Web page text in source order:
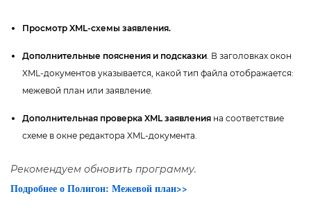
Просмотр XML-схемы заявления.
Дополнительные пояснения и подсказки. В заголовках окон
XML-документов указывается, какой тип файла отображается:
межевой план или заявление.
Дополнительная проверка XML заявленияна соответствие
схеме в окне редактора XML-документа.
Рекомендуем обновить программу.
Подробнее о Полигон: Межевой план>>